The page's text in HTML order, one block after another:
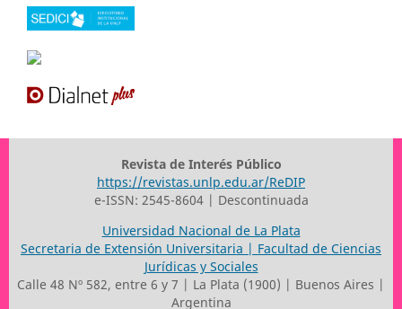
Revista de Interés Público
https://revistas.unlp.edu.ar/ReDIP
e-ISSN: 2545-8604 | Descontinuada
Universidad Nacional de La Plata
Secretaria de Extensión Universitaria | Facultad de Ciencias
Jurídicas y Sociales
Calle 48 Nº 582, entre 6 y 7 | La Plata (1900) | Buenos Aires |
Argentina